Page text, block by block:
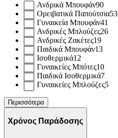
Ανδρικά Μπουφάν90
Ορειβατικά Παπούτσια53
Γυναικεία Μπουφάν41
Ανδρικές Μπλούζες26
Ανδρικές Ζακέτες19
Παιδικά Μπουφάν13
Ισοθερμικά12
Γυναικείες Μπότες10
Παιδικά Ισοθερμικά7
Γυναικείες Μπλούζες5
Περισσότερα
Χρόνος Παράδοσης